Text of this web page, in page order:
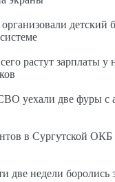
детский
растут зарплаты у
уехали две фуры с
в Сургутской ОКБ
две недели боролись